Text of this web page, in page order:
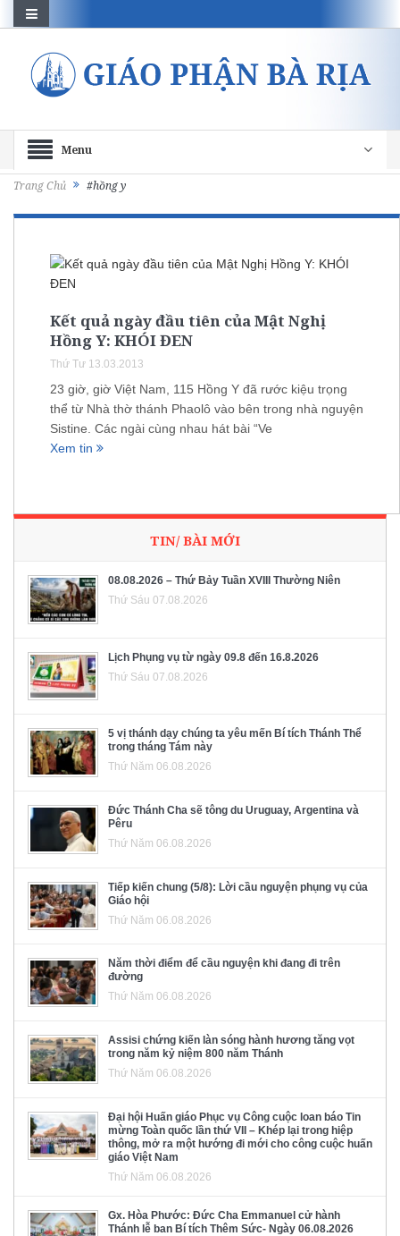
Menu
Trang Chủ #hồng y
Kết quả ngày đầu tiên của Mật Nghị
Hồng Y: KHÓI ĐEN
Thứ Tư 13.03.2013
23 giờ, giờ Việt Nam, 115 Hồng Y đã rước kiệu trọng
thể từ Nhà thờ thánh Phaolô vào bên trong nhà nguyện
Sistine. Các ngài cùng nhau hát bài “Ve
Xem tin
TIN/ BÀI MỚI
08.08.2026 – Thứ Bảy Tuần XVIII Thường Niên
Thứ Sáu 07.08.2026
Lịch Phụng vụ từ ngày 09.8 đến 16.8.2026
Thứ Sáu 07.08.2026
5 vị thánh dạy chúng ta yêu mến Bí tích Thánh Thể
trong tháng Tám này
Thứ Năm 06.08.2026
Đức Thánh Cha sẽ tông du Uruguay, Argentina và
Pêru
Thứ Năm 06.08.2026
Tiếp kiến chung (5/8): Lời cầu nguyện phụng vụ của
Giáo hội
Thứ Năm 06.08.2026
Năm thời điểm để cầu nguyện khi đang đi trên
đường
Thứ Năm 06.08.2026
Assisi chứng kiến làn sóng hành hương tăng vọt
trong năm kỷ niệm 800 năm Thánh
Thứ Năm 06.08.2026
Đại hội Huấn giáo Phục vụ Công cuộc loan báo Tin
mừng Toàn quốc lần thứ VII – Khép lại trong hiệp
thông, mở ra một hướng đi mới cho công cuộc huấn
giáo Việt Nam
Thứ Năm 06.08.2026
Gx. Hòa Phước: Đức Cha Emmanuel cử hành
Thánh lễ ban Bí tích Thêm Sức- Ngày 06.08.2026